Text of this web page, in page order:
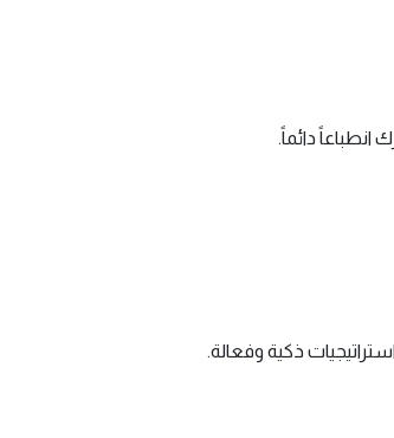
انطباعاً دائماً.
ذكية وفعالة.